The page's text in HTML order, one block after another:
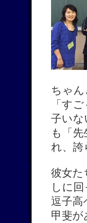
ちゃ
「す
子いな
も「
れ、
彼女た
しに
逗子高
甲斐